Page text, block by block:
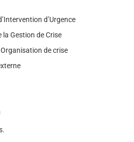
d’Urgence
la Gestion de Crise
de crise